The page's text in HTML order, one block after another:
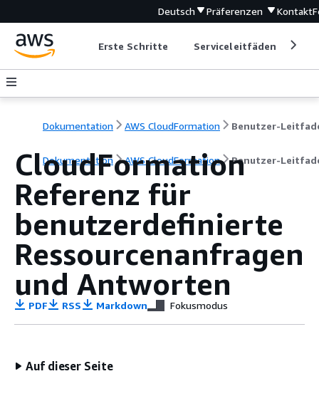
Deutsch Präferenzen Kontakt
Erste Schritte Serviceleitfäden
Dokumentation AWS CloudFormation Benutzer-
Dokumentation AWS CloudFormation Benutzer-
CloudFormation
Referenz für
benutzerdefinierte
Ressourcenanfragen
und Antworten
PDF RSS Markdown Fokusmodus
Auf dieser Seite